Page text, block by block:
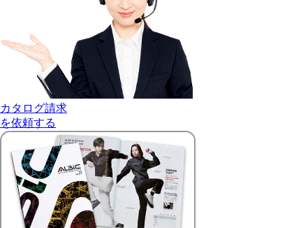
カタログ請求
を依頼する